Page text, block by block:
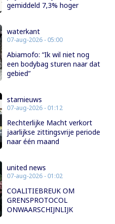
gemiddeld 7,3% hoger
waterkant
07-aug-2026 - 05:00
Abiamofo: “Ik wil niet nog
een bodybag sturen naar dat
gebied”
starnieuws
07-aug-2026 - 01:12
Rechterlijke Macht verkort
jaarlijkse zittingsvrije periode
naar één maand
united news
07-aug-2026 - 01:02
COALITIEBREUK OM
GRENSPROTOCOL
ONWAARSCHIJNLIJK